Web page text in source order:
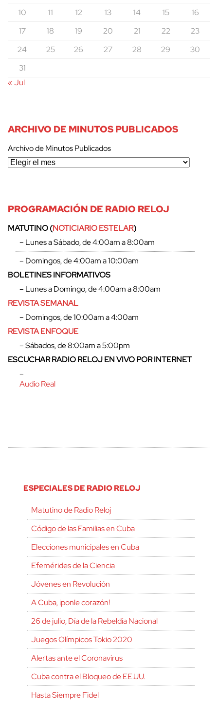
10 11 12 13 14 15
16
17
18 19 20 21 22
23
24
25 26 27 28 29
30
31
« Jul
ARCHIVO DE MINUTOS PUBLICADOS
Archivo de Minutos Publicados
PROGRAMACIÓN DE RADIO RELOJ
MATUTINO (NOTICIARIO ESTELAR)
– Lunes a Sábado, de 4:00am a 8:00am
– Domingos, de 4:00am a 10:00am
BOLETINES INFORMATIVOS
– Lunes a Domingo, de 4:00am a 8:00am
REVISTA SEMANAL
– Domingos, de 10:00am a 4:00am
REVISTA ENFOQUE
– Sábados, de 8:00am a 5:00pm
ESCUCHAR RADIO RELOJ EN VIVO POR INTERNET
–
Audio Real
ESPECIALES DE RADIO RELOJ
Matutino de Radio Reloj
Código de las Familias en Cuba
Elecciones municipales en Cuba
Efemérides de la Ciencia
Jóvenes en Revolución
A Cuba, ¡ponle corazón!
26 de julio, Día de la Rebeldía Nacional
Juegos Olímpicos Tokio 2020
Alertas ante el Coronavirus
Cuba contra el Bloqueo de EE.UU.
Hasta Siempre Fidel